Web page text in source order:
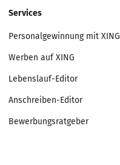
Services
Personalgewinnung mit XING
Werben auf XING
Lebenslauf-Editor
Anschreiben-Editor
Bewerbungsratgeber